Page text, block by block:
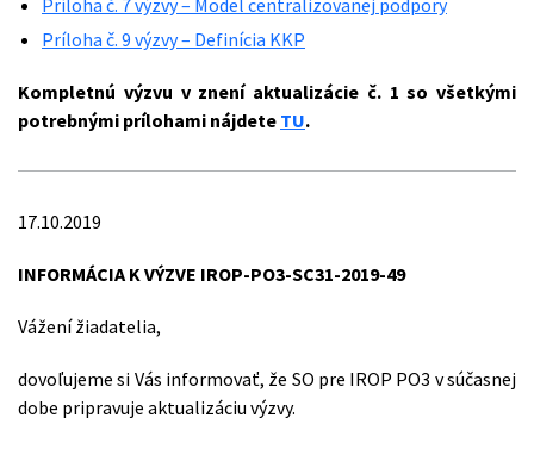
Príloha č. 7 výzvy – Model centralizovanej podpory
Príloha č. 9 výzvy – Definícia KKP
Kompletnú výzvu v znení aktualizácie č. 1 so všetkými
potrebnými prílohami nájdete TU.
17.10.2019
INFORMÁCIA K VÝZVE IROP-PO3-SC31-2019-49
Vážení žiadatelia,
dovoľujeme si Vás informovať, že SO pre IROP PO3 v súčasnej
dobe pripravuje aktualizáciu výzvy.